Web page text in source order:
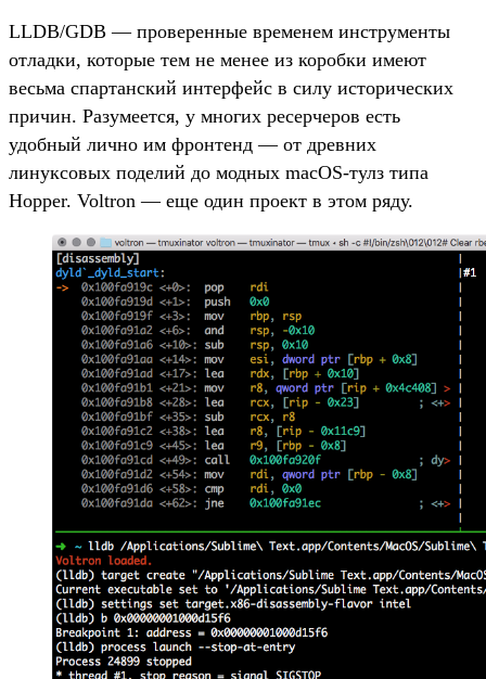
LLDB/GDB — проверенные временем инструменты
отладки, которые тем не менее из коробки имеют
весьма спартанский интерфейс в силу исторических
причин. Разумеется, у многих ресерчеров есть
удобный лично им фронтенд — от древних
линуксовых поделий до модных macOS-тулз типа
Hopper. Voltron — еще один проект в этом ряду.